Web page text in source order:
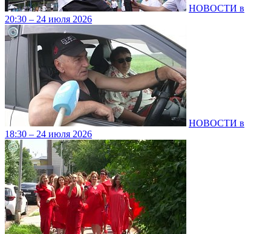
НОВОСТИ в
20:30 – 24 июля 2026
НОВОСТИ в
18:30 – 24 июля 2026